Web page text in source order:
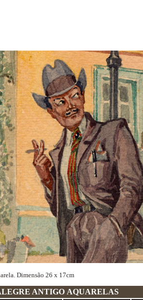
Dimensão 26 x 17cm
ALEGRE ANTIGO